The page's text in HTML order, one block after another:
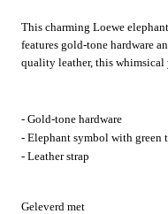
This charming Loewe
features gold-tone hardware
quality leather, this whimsical
authentic Loewe
- Gold-tone hardware
- Elephant symbol with green
- Leather strap
Geleverd met